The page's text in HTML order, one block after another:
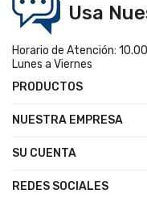
Usa
Horario de Atención:
Lunes a Viernes
PRODUCTOS
NUESTRA EMPRESA
SU CUENTA
REDES SOCIALES